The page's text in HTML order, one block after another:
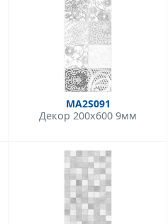
MA2S091
Декор 200x600 9мм